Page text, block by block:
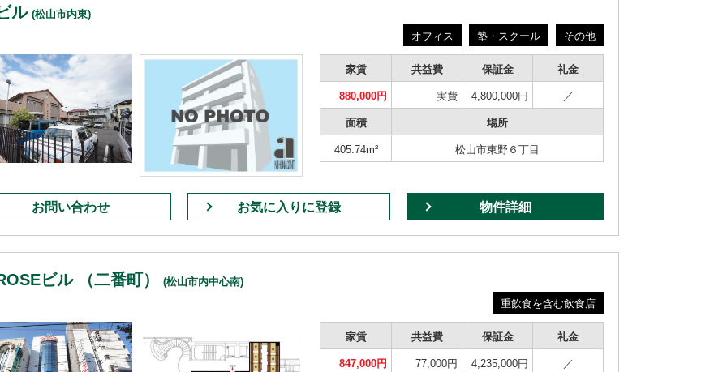
ル (松山市内東)
オフィス
塾・スクール その他
家賃 共益費 保証金 礼金
880,000円 実費 4,800,000円 ／
面積 場所
405.74m² 松山市東野６丁目
お問い合わせ お気に入りに登録 物件詳細
ビル （二番町）
(松山市内中心南)
重飲食を含む飲食店
家賃 共益費 保証金 礼金
847,000円 77,000円 4,235,000円 ／